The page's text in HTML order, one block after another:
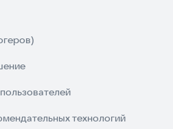
технологий